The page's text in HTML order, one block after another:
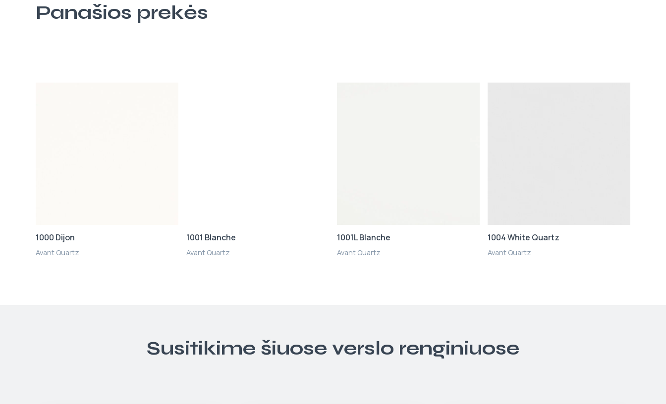
Panašios prekės
1000 Dijon
Avant Quartz
1001 Blanche
Avant Quartz
1001L Blanche
Avant Quartz
1004 White Quartz
Avant Quartz
Susitikime šiuose verslo renginiuose